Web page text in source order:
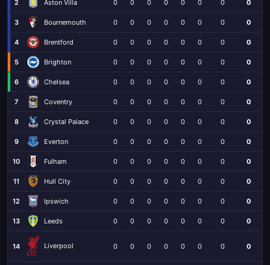
2 Aston Villa 0 0 0 0 0 0 0 0
3 Bournemouth 0 0 0 0 0 0 0 0
4 Brentford 0 0 0 0 0 0 0 0
5 Brighton 0 0 0 0 0 0 0 0
6 Chelsea 0 0 0 0 0 0 0 0
7 Coventry 0 0 0 0 0 0 0 0
8 Crystal Palace 0 0 0 0 0 0 0 0
9 Everton 0 0 0 0 0 0 0 0
10 Fulham 0 0 0 0 0 0 0 0
11 Hull City 0 0 0 0 0 0 0 0
12 Ipswich 0 0 0 0 0 0 0 0
13 Leeds 0 0 0 0 0 0 0 0
14 Liverpool 0 0 0 0 0 0 0 0